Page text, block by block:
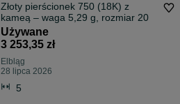
Złoty pierścionek 750 (18K) z
kameą – waga 5,29 g, rozmiar 20
Używane
3 253,35 zł
Elbląg
28 lipca 2026
5